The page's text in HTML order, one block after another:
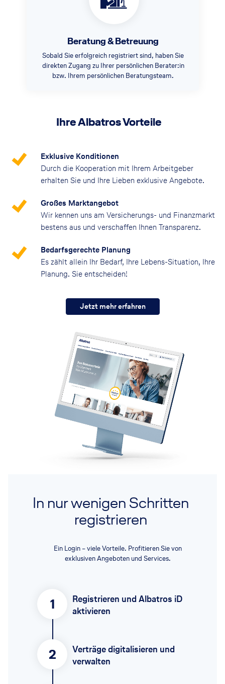
Beratung & Betreuung
Sobald Sie erfolgreich registriert sind, haben Sie
direkten Zugang zu Ihrer persönlichen Berater:in
bzw. Ihrem persönlichen Beratungsteam.
Ihre Albatros Vorteile
Exklusive Konditionen
Durch die Kooperation mit Ihrem Arbeitgeber
erhalten Sie und Ihre Lieben exklusive Angebote.
Großes Marktangebot
Wir kennen uns am Versicherungs- und Finanzmarkt
bestens aus und verschaffen Ihnen Transparenz.
Bedarfsgerechte Planung
Es zählt allein Ihr Bedarf, Ihre Lebens-Situation, Ihre
Planung. Sie entscheiden!
Jetzt mehr erfahren
In nur wenigen Schritten
registrieren
Ein Login – viele Vorteile. Profitieren Sie von
exklusiven Angeboten und Services.
1
Registrieren und Albatros iD
aktivieren
2
Verträge digitalisieren und
verwalten